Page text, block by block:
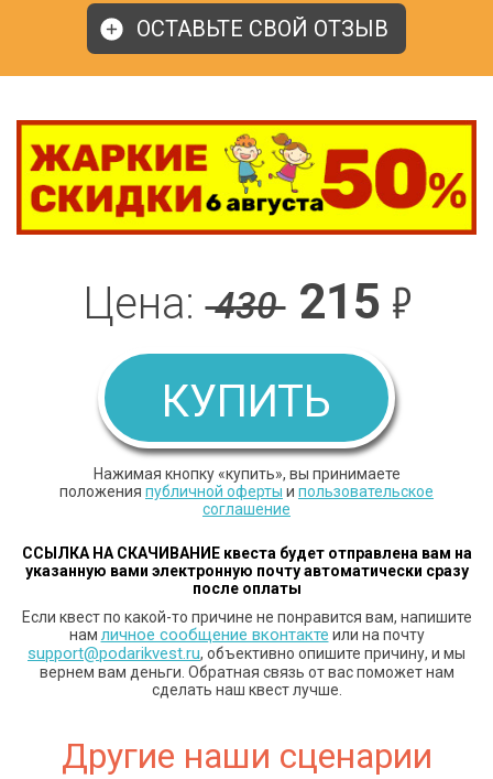
ОСТАВЬТЕ СВОЙ ОТЗЫВ
Цена:430215 ₽
КУПИТЬ
Нажимая кнопку «купить», вы принимаете
положения публичной оферты и пользовательское
соглашение
ССЫЛКА НА СКАЧИВАНИЕ квеста будет отправлена вам на
указанную вами электронную почту автоматически сразу
после оплаты
Если квест по какой-то причине не понравится вам, напишите
нам личное сообщение вконтакте или на почту
support@podarikvest.ru, объективно опишите причину, и мы
вернем вам деньги. Обратная связь от вас поможет нам
сделать наш квест лучше.
Другие наши сценарии